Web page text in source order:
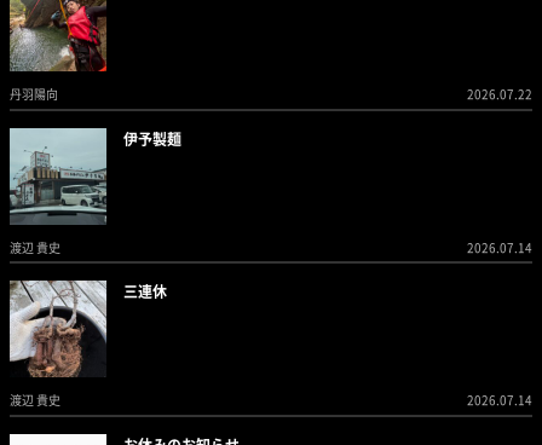
丹羽陽向 2026.07.22
伊予製麺
渡辺 貴史 2026.07.14
三連休
渡辺 貴史 2026.07.14